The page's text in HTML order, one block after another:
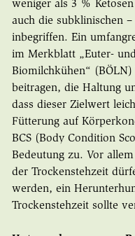
weniger als 3 %
auch die subklinischen
inbegriffen. Ein
im Merkblatt „Euter-
Biomilchkühen“
beitragen, die Haltung
dass dieser Zielwert
Fütterung auf
BCS (Body Condition
Bedeutung zu. Vor
der Trockenstehzeit
werden, ein
Trockenstehzeit sollte